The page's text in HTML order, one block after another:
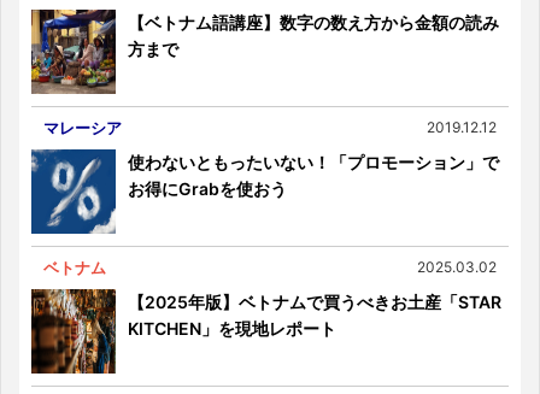
【ベトナム語講座】数字の数え方から金額の読み
方まで
マレーシア 2019.12.12
使わないともったいない！「プロモーション」で
お得にGrabを使おう
ベトナム 2025.03.02
【2025年版】ベトナムで買うべきお土産「STAR
KITCHEN」を現地レポート